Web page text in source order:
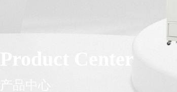
Product Center